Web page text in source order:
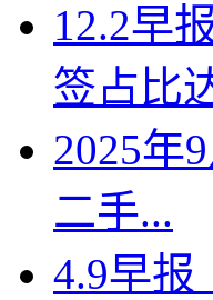
12.2早
签占比
2025年
二手...
4.9早报